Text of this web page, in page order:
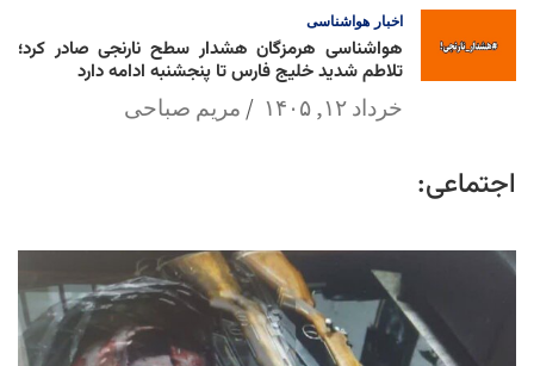
اخبار هواشناسی
هواشناسی هرمزگان هشدار سطح نارنجی صادر کرد؛
تلاطم شدید خلیج فارس تا پنجشنبه ادامه دارد
خرداد ۱۲, ۱۴۰۵ مریم صباحی
اجتماعی: